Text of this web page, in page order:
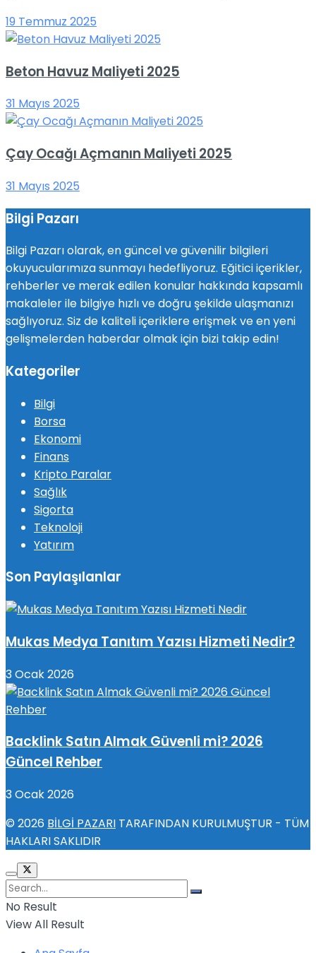
19 Temmuz 2025
Beton Havuz Maliyeti 2025
31 Mayıs 2025
Çay Ocağı Açmanın Maliyeti 2025
31 Mayıs 2025
Bilgi Pazarı
Bilgi Pazarı olarak, en güncel ve güvenilir bilgileri
okuyucularımıza sunmayı hedefliyoruz. Eğitici içerikler,
rehberler ve merak edilen konular hakkında kapsamlı
makaleler ile bilgiye hızlı ve doğru şekilde ulaşmanızı
sağlıyoruz. Siz de kaliteli içeriklere erişmek ve en yeni
gelişmelerden haberdar olmak için bizi takip edin!
Kategoriler
Bilgi
Borsa
Ekonomi
Finans
Kripto Paralar
Sağlık
Sigorta
Teknoloji
Yatırım
Son Paylaşılanlar
Mukas Medya Tanıtım Yazısı Hizmeti Nedir?
3 Ocak 2026
Backlink Satın Almak Güvenli mi? 2026
Güncel Rehber
3 Ocak 2026
© 2026 BİLGİ PAZARI TARAFINDAN KURULMUŞTUR - TÜM
HAKLARI SAKLIDIR
No Result
View All Result